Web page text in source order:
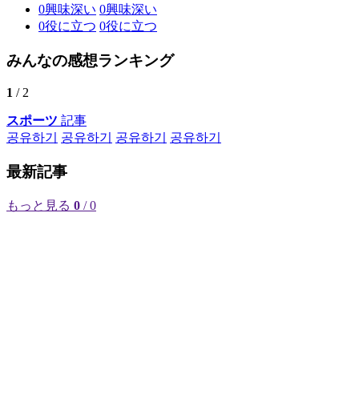
0興味深い 0興味深い
0役に立つ 0役に立つ
みんなの感想ランキング
1 / 2
スポーツ 記事
공유하기
공유하기 공유하기 공유하기
最新記事
もっと見る 0 / 0